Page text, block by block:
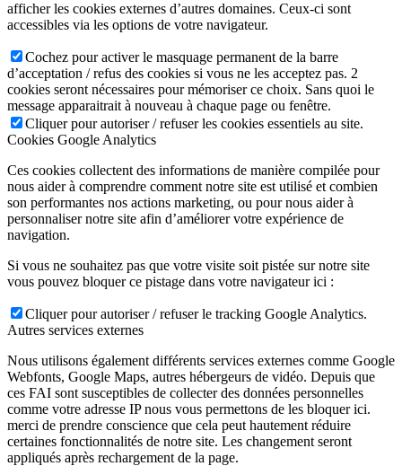
afficher les cookies externes d’autres domaines. Ceux-ci sont
accessibles via les options de votre navigateur.
Cochez pour activer le masquage permanent de la barre
d’acceptation / refus des cookies si vous ne les acceptez pas. 2
cookies seront nécessaires pour mémoriser ce choix. Sans quoi le
message apparaitrait à nouveau à chaque page ou fenêtre.
Cliquer pour autoriser / refuser les cookies essentiels au site.
Cookies Google Analytics
Ces cookies collectent des informations de manière compilée pour
nous aider à comprendre comment notre site est utilisé et combien
son performantes nos actions marketing, ou pour nous aider à
personnaliser notre site afin d’améliorer votre expérience de
navigation.
Si vous ne souhaitez pas que votre visite soit pistée sur notre site
vous pouvez bloquer ce pistage dans votre navigateur ici :
Cliquer pour autoriser / refuser le tracking Google Analytics.
Autres services externes
Nous utilisons également différents services externes comme Google
Webfonts, Google Maps, autres hébergeurs de vidéo. Depuis que
ces FAI sont susceptibles de collecter des données personnelles
comme votre adresse IP nous vous permettons de les bloquer ici.
merci de prendre conscience que cela peut hautement réduire
certaines fonctionnalités de notre site. Les changement seront
appliqués après rechargement de la page.